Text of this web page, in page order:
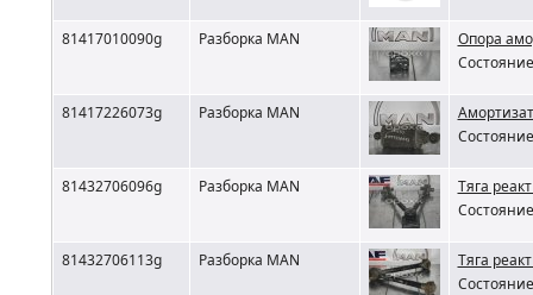
81417010090g Разборка MAN
Опора
81417226073g Разборка MAN
81432706096g Разборка MAN
Тяга
81432706113g Разборка MAN
Тяга